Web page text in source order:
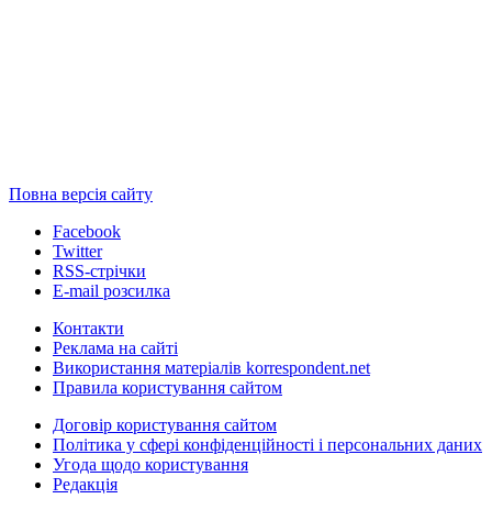
Повна версія сайту
Facebook
Twitter
RSS-стрічки
E-mail розсилка
Контакти
Реклама на сайті
Використання матеріалів korrespondent.net
Правила користування сайтом
Договір користування сайтом
Політика у сфері конфіденційності і персональних даних
Угода щодо користування
Редакція